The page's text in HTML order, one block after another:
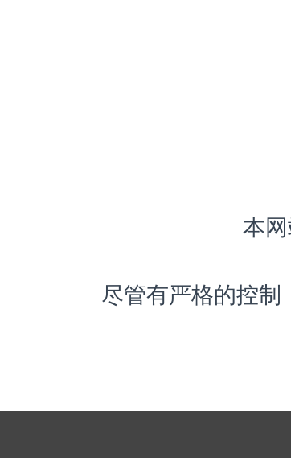
本
尽管有严格的控制